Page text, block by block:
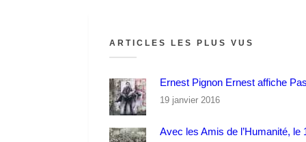
ARTICLES LES PLUS VUS
Ernest Pignon Ernest affiche
19 janvier 2016
Avec les Amis de l’Humanité, le